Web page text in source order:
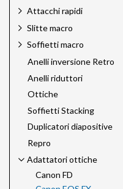
Attacchi rapidi
Slitte macro
Soffietti macro
Anelli inversione Retro
Anelli riduttori
Ottiche
Soffietti Stacking
Duplicatori diapositive
Repro
Adattatori ottiche
Canon FD